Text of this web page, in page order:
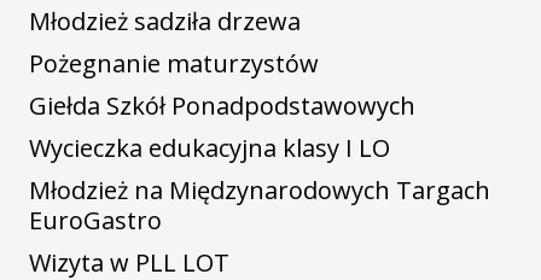
Młodzież sadziła drzewa
Pożegnanie maturzystów
Giełda Szkół Ponadpodstawowych
Wycieczka edukacyjna klasy I LO
Młodzież na Międzynarodowych Targach
EuroGastro
Wizyta w PLL LOT